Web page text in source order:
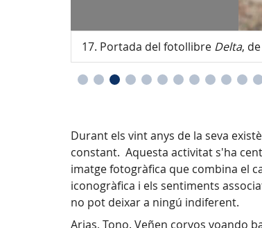
17. Portada del fotollibre Delta,
Durant els vint anys de la seva
constant. Aquesta activitat s'ha
imatge fotogràfica que combina el
iconogràfica i els sentiments
no pot deixar a ningú indiferent.
Arias, Tono. Veñen corvos voando